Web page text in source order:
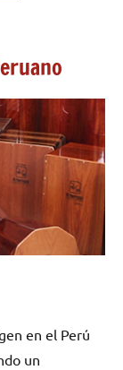
en el Perú
un